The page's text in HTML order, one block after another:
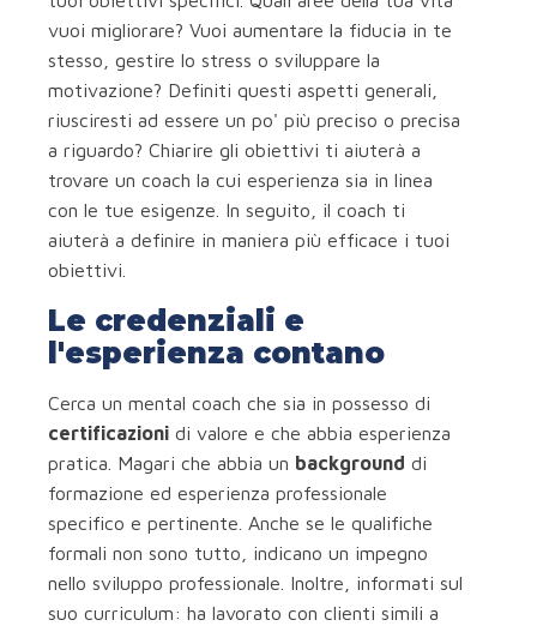
vuoi migliorare? Vuoi aumentare la fiducia in te
stesso, gestire lo stress o sviluppare la
motivazione? Definiti questi aspetti generali,
riusciresti ad essere un po' più preciso o precisa
a riguardo? Chiarire gli obiettivi ti aiuterà a
trovare un coach la cui esperienza sia in linea
con le tue esigenze. In seguito, il coach ti
aiuterà a definire in maniera più efficace i tuoi
obiettivi.
Le credenziali e
l'esperienza contano
Cerca un mental coach che sia in possesso di
certificazioni di valore e che abbia esperienza
pratica. Magari che abbia un background di
formazione ed esperienza professionale
specifico e pertinente. Anche se le qualifiche
formali non sono tutto, indicano un impegno
nello sviluppo professionale. Inoltre, informati sul
suo curriculum: ha lavorato con clienti simili a